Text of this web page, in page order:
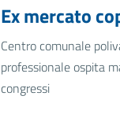
Ex mercato
Centro comunale
professionale ospita
congressi